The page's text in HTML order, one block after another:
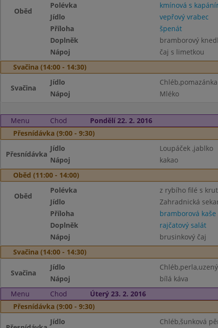
Oběd
Polévka
kmínová s
Jídlo
vepřový vrabec
Příloha
špenát
Doplněk
bramborový
Nápoj
čaj s limetkou
Svačina (14:00 - 14:30)
Svačina
Jídlo
Nápoj
Mléko
Menu Chod
Pondělí 22. 2. 2016
Přesnídávka (9:00 - 9:30)
Přesnídávka
Jídlo
Loupáček ,jablko
Nápoj
kakao
Oběd (11:00 - 14:00)
Oběd
Polévka
z rybího filé s
Jídlo
Zahradnická
Příloha
bramborová kaše
Doplněk
rajčatový salát
Nápoj
brusinkový čaj
Svačina (14:00 - 14:30)
Svačina
Jídlo
Nápoj
bílá káva
Menu
Chod
Úterý 23. 2. 2016
Přesnídávka (9:00 - 9:30)
Jídlo
Chléb,šunková